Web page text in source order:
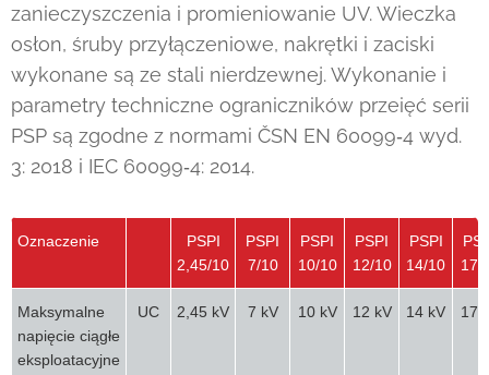
zanieczyszczenia i promieniowanie UV. Wieczka
osłon, śruby przyłączeniowe, nakrętki i zaciski
wykonane są ze stali nierdzewnej. Wykonanie i
parametry techniczne ograniczników przeięć serii
PSP są zgodne z normami ČSN EN 60099‑4 wyd.
3: 2018 i IEC 60099‑4: 2014.
Oznaczenie
PSPI
2,45/10
PSPI
7/10
PSPI
10/10
PSPI
12/10
PSPI
14/10
17/
Maksymalne
napięcie ciągłe
eksploatacyjne
UC 2,45 kV 7 kV 10 kV 12 kV 14 kV 17